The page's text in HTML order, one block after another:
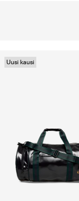
Uusi kausi